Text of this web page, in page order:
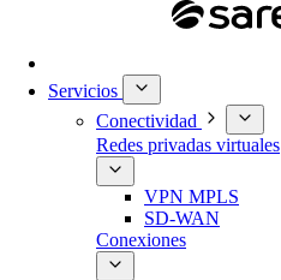
Servicios
Conectividad
Redes privadas virtuales
VPN MPLS
SD-WAN
Conexiones